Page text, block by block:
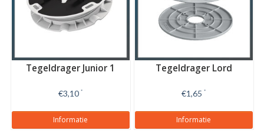
Tegeldrager Junior 1
€3,10 *
Informatie
Tegeldrager Lord
€1,65 *
Informatie